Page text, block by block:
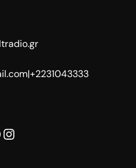
|+2231043333
Instagram